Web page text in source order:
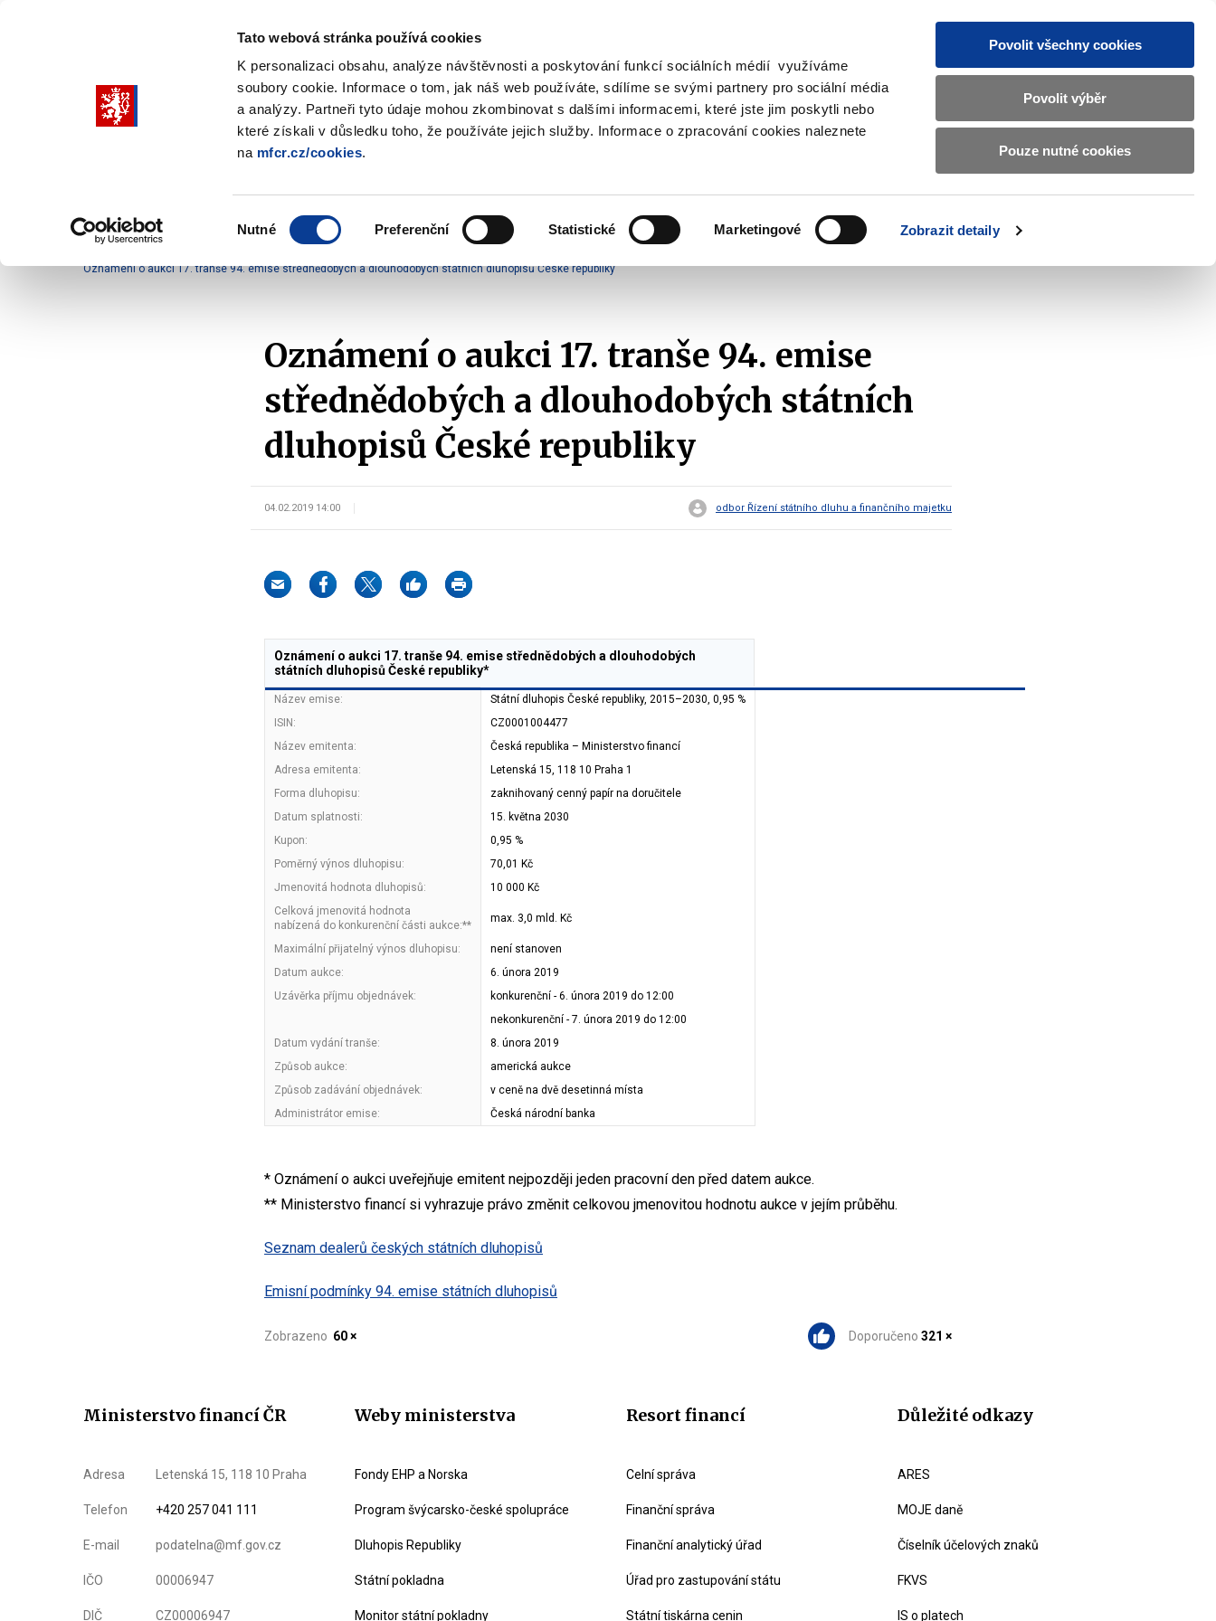
Tato webová stránka používá cookies
K personalizaci obsahu, analýze návštěvnosti a poskytování funkcí sociálních médií využíváme
soubory cookie. Informace o tom, jak náš web používáte, sdílíme se svými partnery pro sociální média
a analýzy. Partneři tyto údaje mohou zkombinovat s dalšími informacemi, které jste jim poskytli nebo
které získali v důsledku toho, že používáte jejich služby. Informace o zpracování cookies naleznete
na mfcr.cz/cookies.
Nutné Preferenční Statistické Marketingové Zobrazit detaily
Povolit všechny cookies
Povolit výběr
Pouze nutné cookies
Vyhledat
CZ EN
Základní
informace
o
Ministerstvu
financí
submenu
submenu
politika
submenu
submenu
účetnictví
submenu
EU
submenu
Řízení státního dluhu Emise státních dluhopisů Oznámení o aukci SDD
Oznámení o aukci 17. tranše 94. emise střednědobých a dlouhodobých státních dluhopisů České republiky
Oznámení o aukci 17. tranše 94. emise
střednědobých a dlouhodobých státních
dluhopisů České republiky
04.02.2019 14:00 odbor Řízení státního dluhu a finančního majetku
Oznámení o aukci 17. tranše 94. emise střednědobých a dlouhodobých
státních dluhopisů České republiky*
Název emise:
Státní dluhopis České republiky, 2015–2030, 0,95 %
ISIN:
CZ0001004477
Název emitenta:
Česká republika – Ministerstvo financí
Adresa emitenta:
Letenská 15, 118 10 Praha 1
Forma dluhopisu:
zaknihovaný cenný papír na doručitele
Datum splatnosti:
15. května 2030
Kupon:
0,95 %
Poměrný výnos dluhopisu:
70,01 Kč
Jmenovitá hodnota dluhopisů:
10 000 Kč
Celková jmenovitá hodnota
nabízená do konkurenční části aukce:**
max. 3,0 mld. Kč
Maximální přijatelný výnos dluhopisu:
není stanoven
Datum aukce:
6. února 2019
Uzávěrka příjmu objednávek:
konkurenční - 6. února 2019 do 12:00
nekonkurenční - 7. února 2019 do 12:00
Datum vydání tranše:
8. února 2019
Způsob aukce:
americká aukce
Způsob zadávání objednávek:
v ceně na dvě desetinná místa
Administrátor emise:
Česká národní banka
* Oznámení o aukci uveřejňuje emitent nejpozději jeden pracovní den před datem aukce.
** Ministerstvo financí si vyhrazuje právo změnit celkovou jmenovitou hodnotu aukce v jejím průběhu.
Seznam dealerů českých státních dluhopisů
Emisní podmínky 94. emise státních dluhopisů
Zobrazeno 60 × Doporučeno 321 ×
Ministerstvo financí ČR
Adresa Letenská 15, 118 10 Praha
Telefon +420 257 041 111
E-mail podatelna@mf.gov.cz
IČO 00006947
DIČ CZ00006947
Weby ministerstva
Fondy EHP a Norska
Program švýcarsko-české spolupráce
Dluhopis Republiky
Státní pokladna
Monitor státní pokladny
Resort financí
Celní správa
Finanční správa
Finanční analytický úřad
Úřad pro zastupování státu
Státní tiskárna cenin
Důležité odkazy
ARES
MOJE daně
Číselník účelových znaků
FKVS
IS o platech